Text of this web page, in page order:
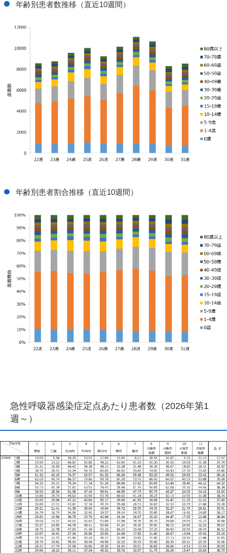
年齢別患者数推移 （直近10週間）
年齢別患者割合推移 （直近10週間）
急性呼吸器感染症定点あたり患者数（2026年第1
週～）